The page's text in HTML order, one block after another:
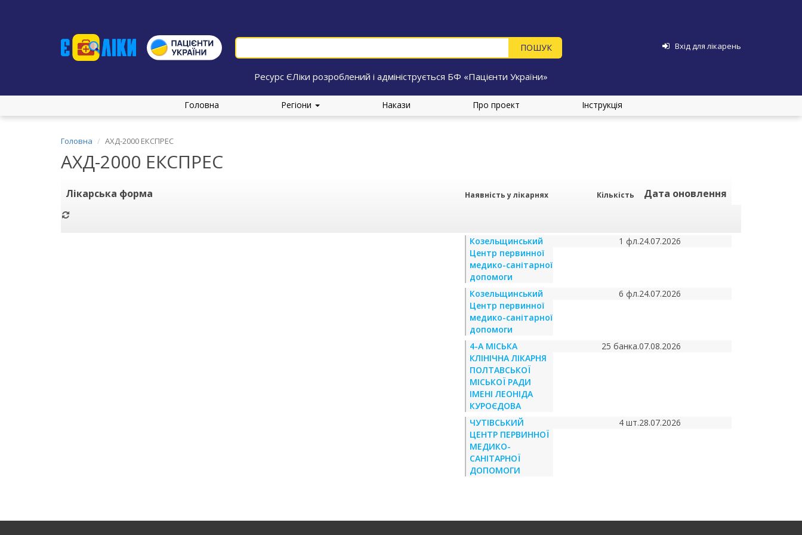
Вхід для лікарень
Ресурс ЄЛіки розроблений і адмініструється БФ «Пацієнти України»
Головна Регіони Накази Про проект Інструкція
Головна АХД-2000 ЕКСПРЕС
АХД-2000 ЕКСПРЕС
Лікарська форма Наявність у лікарнях Кількість Дата оновлення
Козельщинський
Центр первинної
медико-санітарної
допомоги
1 фл.24.07.2026
Козельщинський
Центр первинної
медико-санітарної
допомоги
6 фл.24.07.2026
4-А МІСЬКА
КЛІНІЧНА ЛІКАРНЯ
ПОЛТАВСЬКОЇ
МІСЬКОЇ РАДИ
ІМЕНІ ЛЕОНІДА
КУРОЄДОВА
25 банка.07.08.2026
ЧУТІВСЬКИЙ
ЦЕНТР ПЕРВИННОЇ
МЕДИКО-
САНІТАРНОЇ
ДОПОМОГИ
4 шт.28.07.2026